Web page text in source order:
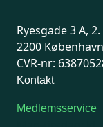
Ryesgade 3 A,
2200
CVR-nr:
Kontakt
Medlemsservice